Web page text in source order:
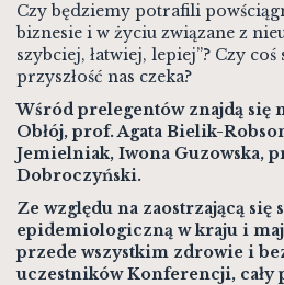
Czy będziemy potrafili
biznesie i w życiu związane z
szybciej, łatwiej, lepiej”? Czy coś
przyszłość nas czeka?
Wśród prelegentów znajdą się
Obłój, prof.Agata Bielik-
Jemielniak, Iwona Guzowska,
Dobroczyński.
Ze względu na zaostrzającą się
epidemiologiczną w kraju i
przede wszystkim zdrowie i
uczestników Konferencji, cały